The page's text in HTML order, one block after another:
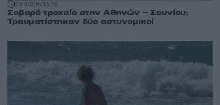
23:4408.08.26
Σοβαρό τροχαίο στην Αθηνών – Σουνίου:
Τραυματίστηκαν δύο αστυνομικοί